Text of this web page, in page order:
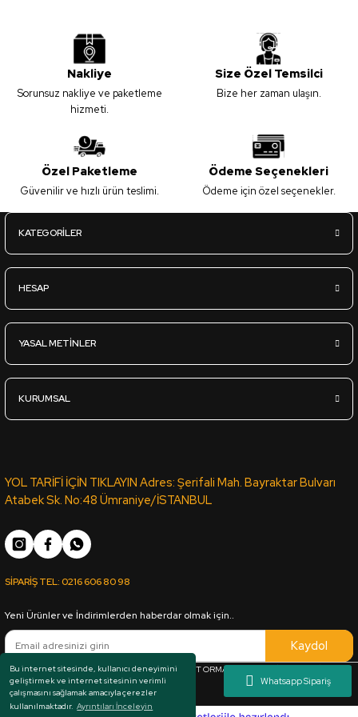
Bu internet sitesinde, kullanıcı deneyimini
geliştirmek ve internet sitesinin verimli
çalışmasını sağlamak amacıyla çerezler
kullanılmaktadır. Ayrıntıları İnceleyin
Nakliye
Sorunsuz nakliye ve paketleme
hizmeti.
Size Özel Temsilci
Bize her zaman ulaşın.
Özel Paketleme
Güvenilir ve hızlı ürün teslimi.
Ödeme Seçenekleri
Ödeme için özel seçenekler.
KATEGORİLER
HESAP
YASAL METİNLER
KURUMSAL
YOL TARİFİ İÇİN TIKLAYIN Adres: Şerifali Mah. Bayraktar Bulvarı
Atabek Sk. No:48 Ümraniye/İSTANBUL
SİPARİŞ TEL:0216 606 80 98
Yeni Ürünler ve İndirimlerden haberdar olmak için..
Kaydol
Her hakkı saklıdır. Copyright © 1983 - 2025 ARKUT ORMAN ÜRÜNLERİ SAN. VE TİC. LTD.